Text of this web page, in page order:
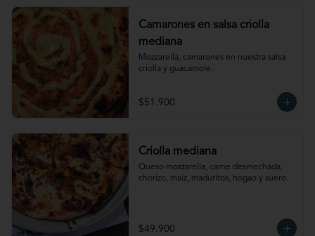
Camarones en salsa criolla
mediana
Mozzarella, camarones en nuestra salsa
criolla y guacamole.
$51.900
Criolla mediana
Queso mozzarella, carne desmechada,
chorizo, maíz, maduritos, hogao y suero.
$49.900